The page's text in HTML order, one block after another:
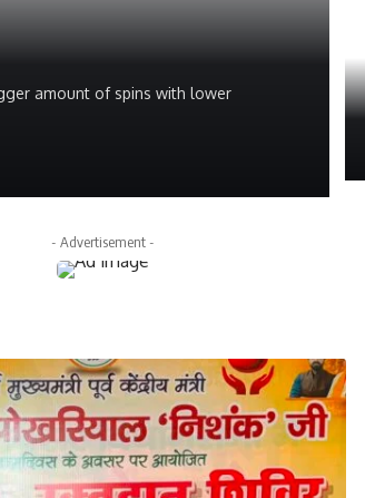
amount of spins with lower
- Advertisement -